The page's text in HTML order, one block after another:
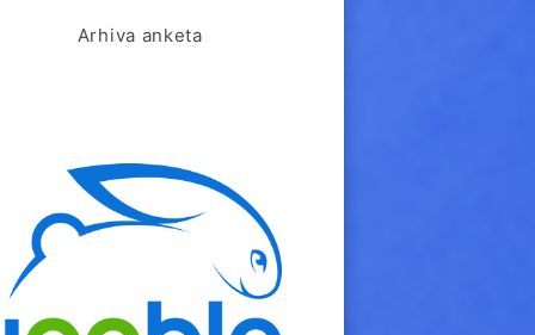
Arhiva anketa